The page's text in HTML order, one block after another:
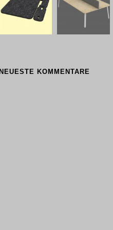
KOMMENTARE